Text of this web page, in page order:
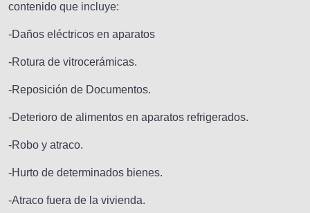
contenido que incluye:
-Daños eléctricos en aparatos
-Rotura de vitrocerámicas.
-Reposición de Documentos.
-Deterioro de alimentos en aparatos refrigerados.
-Robo y atraco.
-Hurto de determinados bienes.
-Atraco fuera de la vivienda.